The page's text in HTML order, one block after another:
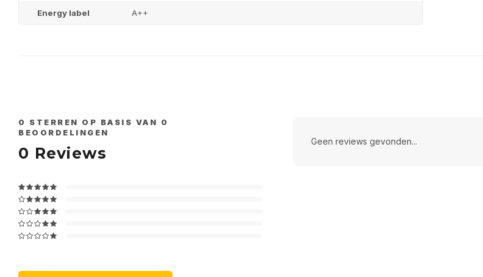
Energy label A++
0 STERREN OP BASIS VAN 0
BEOORDELINGEN
0 Reviews
Geen reviews gevonden...